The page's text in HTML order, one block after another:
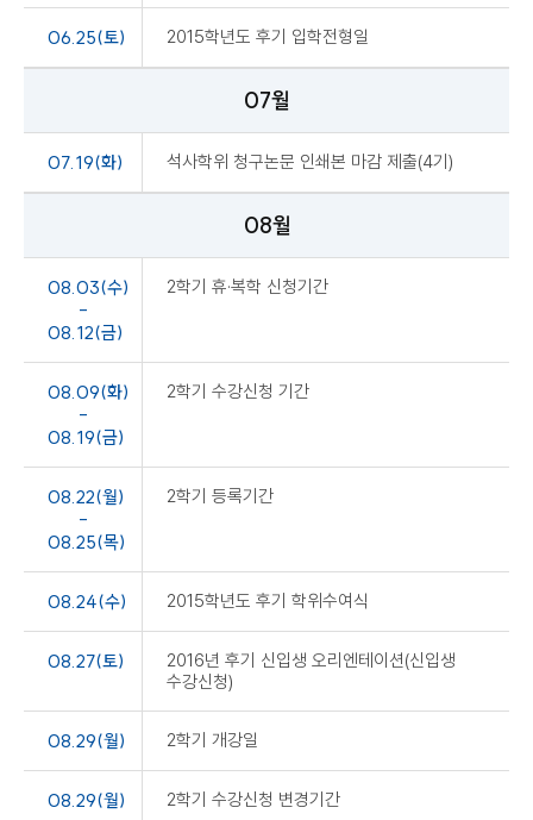
06.25(토) 2015학년도 후기 입학전형일
07월
07.19(화) 석사학위 청구논문 인쇄본 마감 제출(4기)
08월
08.03(수)
-
08.12(금)
2학기 휴·복학 신청기간
08.09(화)
-
08.19(금)
2학기 수강신청 기간
08.22(월)
-
08.25(목)
2학기 등록기간
08.24(수) 2015학년도 후기 학위수여식
08.27(토)
2016년 후기 신입생 오리엔테이션(신입생
수강신청)
08.29(월) 2학기 개강일
08.29(월)
2학기 수강신청 변경기간